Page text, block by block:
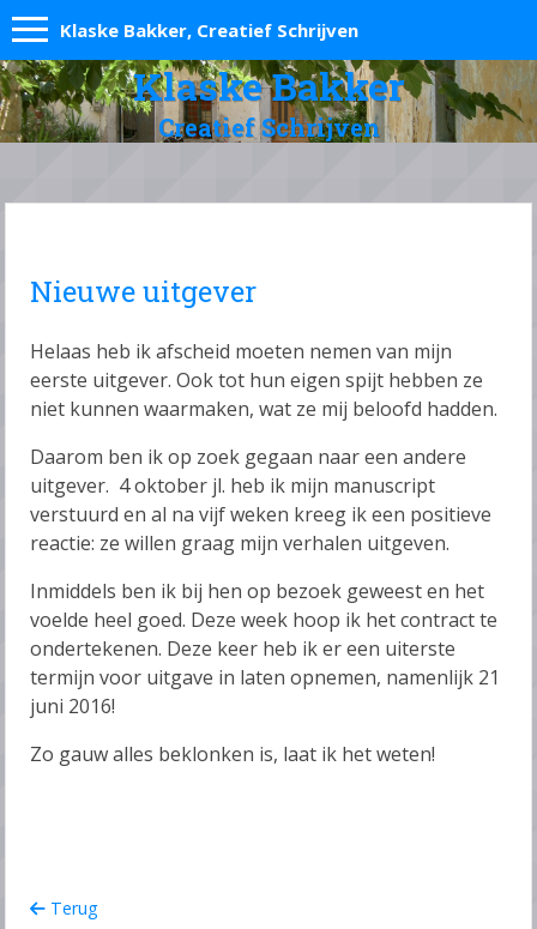
Klaske Bakker, Creatief Schrijven
Klaske Bakker
Creatief Schrijven
Nieuwe uitgever
Helaas heb ik afscheid moeten nemen van mijn
eerste uitgever. Ook tot hun eigen spijt hebben ze
niet kunnen waarmaken, wat ze mij beloofd hadden.
Daarom ben ik op zoek gegaan naar een andere
uitgever. 4 oktober jl. heb ik mijn manuscript
verstuurd en al na vijf weken kreeg ik een positieve
reactie: ze willen graag mijn verhalen uitgeven.
Inmiddels ben ik bij hen op bezoek geweest en het
voelde heel goed. Deze week hoop ik het contract te
ondertekenen. Deze keer heb ik er een uiterste
termijn voor uitgave in laten opnemen, namenlijk 21
juni 2016!
Zo gauw alles beklonken is, laat ik het weten!
Terug